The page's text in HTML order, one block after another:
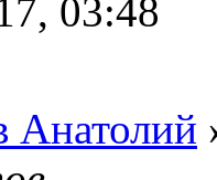
03:48
Анатолий